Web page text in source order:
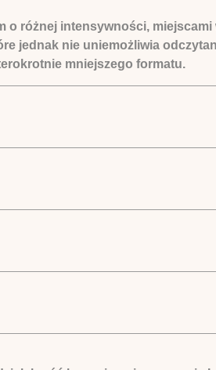
o różnej intensywności,
jednak nie uniemożliwia
mniejszego formatu.